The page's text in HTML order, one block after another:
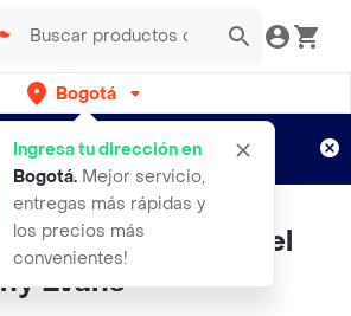
Bogotá
Ingresa tu dirección en
Bogotá. Mejor servicio,
entregas más rápidas y
los precios más
convenientes!
gratis por semanas
Aplican TyC
a Través Del
Evans